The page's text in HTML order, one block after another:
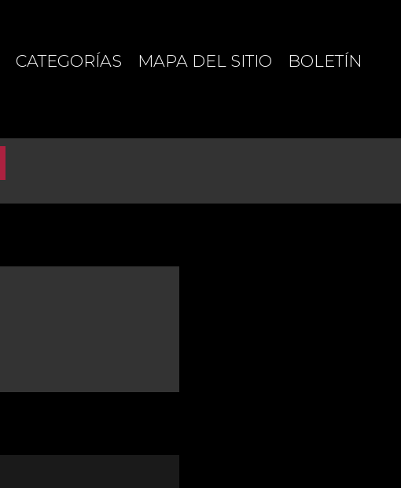
CATEGORÍAS MAPA DEL SITIO BOLETÍN